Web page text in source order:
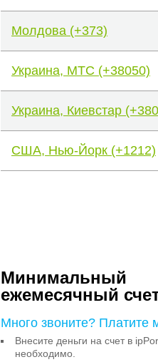
Молдова (+373)
Украина, МТС (+38050)
Украина, Киевстар
США, Нью-Йорк (+1212)
Минимальный
ежемесячный
Много звоните? Платите
Внесите деньги на счет в
необходимо.